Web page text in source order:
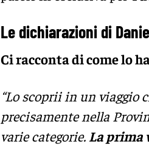
Le dichiarazioni di
Ci racconta di come lo
“Lo scoprii in un viaggio
precisamente nella
varie categorie. La prima